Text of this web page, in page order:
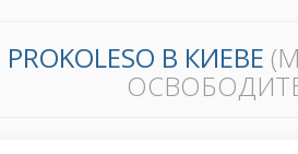
PROKOLESO В КИЕВЕ